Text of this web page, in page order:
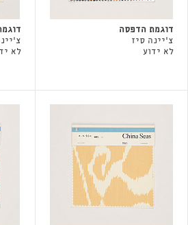
דוגמת הדפסה
צ'יינה סיז
לא ידוע
לא